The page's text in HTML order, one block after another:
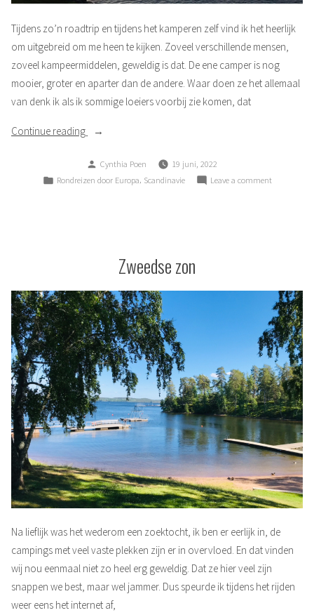
Tijdens zo’n roadtrip en tijdens het kamperen zelf vind ik het heerlijk
om uitgebreid om me heen te kijken. Zoveel verschillende mensen,
zoveel kampeermiddelen, geweldig is dat. De ene camper is nog
mooier, groter en aparter dan de andere. Waar doen ze het allemaal
van denk ik als ik sommige loeiers voorbij zie komen, dat
Continue reading
“Alweer
Posted
by
Cynthia Poen
19 juni, 2022
Posted
Rondreizen door Europa Scandinavie Leave a commenton
Zweedse zon
Na lieflijk was het wederom een zoektocht, ik ben er eerlijk in, de
campings met veel vaste plekken zijn er in overvloed. En dat vinden
wij nou eenmaal niet zo heel erg geweldig. Dat ze hier veel zijn
snappen we best, maar wel jammer. Dus speurde ik tijdens het rijden
weer eens het internet af,